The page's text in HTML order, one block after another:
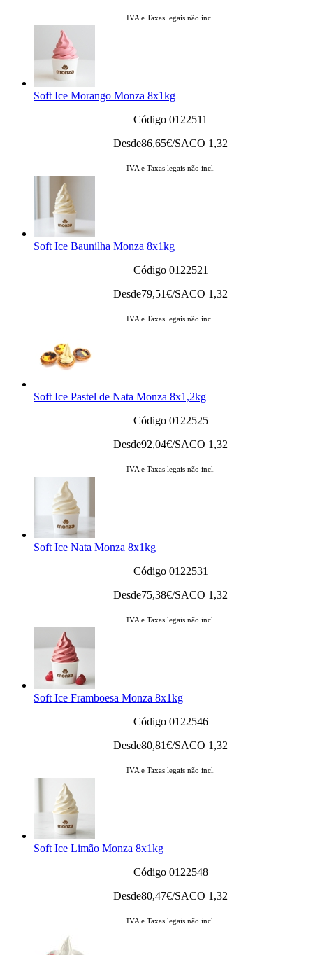
IVA e Taxas legais não incl.
Soft Ice Morango Monza 8x1kg
Código 0122511
Desde86,65€/SACO 1,32
IVA e Taxas legais não incl.
Soft Ice Baunilha Monza 8x1kg
Código 0122521
Desde79,51€/SACO 1,32
IVA e Taxas legais não incl.
Soft Ice Pastel de Nata Monza 8x1,2kg
Código 0122525
Desde92,04€/SACO 1,32
IVA e Taxas legais não incl.
Soft Ice Nata Monza 8x1kg
Código 0122531
Desde75,38€/SACO 1,32
IVA e Taxas legais não incl.
Soft Ice Framboesa Monza 8x1kg
Código 0122546
Desde80,81€/SACO 1,32
IVA e Taxas legais não incl.
Soft Ice Limão Monza 8x1kg
Código 0122548
Desde80,47€/SACO 1,32
IVA e Taxas legais não incl.